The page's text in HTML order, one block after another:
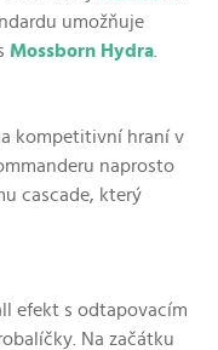
umožňuje
Mossborn Hydra
kompetitivní hraní v
naprosto
cascade, který
efekt s odtapovacím
Na začátku